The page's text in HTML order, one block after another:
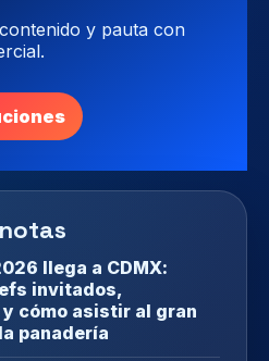
y pauta con
llega a CDMX:
invitados,
cómo asistir al gran
panadería